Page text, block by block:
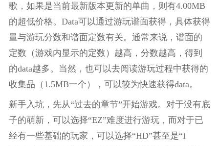
歌，如果是当前最新版本更新的单曲，则有4.00MB
的超低价格。Data可以通过游玩谱面获得，具体获得
量与游玩分数和谱面定数有关。通常来说，谱面的
定数（游戏内显示的定数）越高，分数越高，得到
的data越多。当然，也可以去阅读游玩过程中获得的
收集品（1.5MB一个），可以较为快速获得data。
新手入坑，先从“过去的章节”开始游戏。对于没有底
子的萌新，可以选择“EZ”难度进行游玩，而对于已
经有一些基础的玩家，可以选择“HD”甚至是“I